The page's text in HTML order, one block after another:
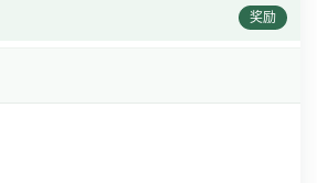
奖励